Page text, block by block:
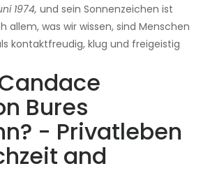
1974, und sein Sonnenzeichen ist
allem, was wir wissen, sind Menschen
kontaktfreudig, klug und freigeistig
Bures
- Privatleben
and